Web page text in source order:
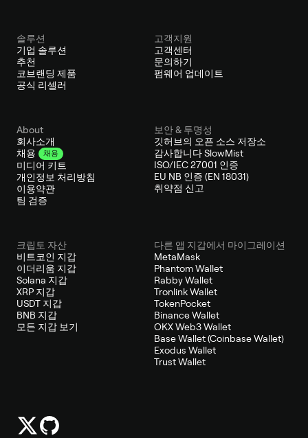
솔루션
기업 솔루션
추천
코브랜딩 제품
공식 리셀러
고객지원
고객센터
문의하기
펌웨어 업데이트
About
회사소개
채용
채용
미디어 키트
개인정보 처리방침
이용약관
팀 검증
보안 & 투명성
깃허브의 오픈 소스 저장소
감사합니다 SlowMist
ISO/IEC 27001 인증
EU NB 인증 (EN 18031)
취약점 신고
크립토 자산
비트코인 지갑
이더리움 지갑
Solana 지갑
XRP 지갑
USDT 지갑
BNB 지갑
모든 지갑 보기
다른 앱 지갑에서 마이그레이션
MetaMask
Phantom Wallet
Rabby Wallet
Tronlink Wallet
TokenPocket
Binance Wallet
OKX Web3 Wallet
Base Wallet (Coinbase Wallet)
Exodus Wallet
Trust Wallet